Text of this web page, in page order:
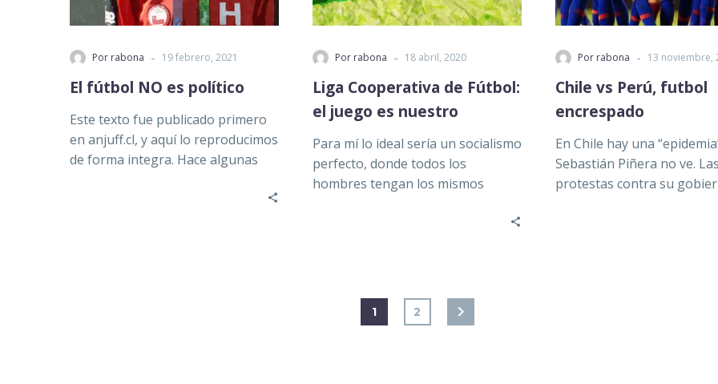
Por rabona - 19 febrero, 2021
El fútbol NO es político
Este texto fue publicado primero
en anjuff.cl, y aquí lo reproducimos
de forma integra. Hace algunas
Por rabona - 18 abril, 2020
Liga Cooperativa de Fútbol:
el juego es nuestro
Para mí lo ideal sería un socialismo
perfecto, donde todos los
hombres tengan los mismos
Por rabona - 13 noviembre,
Chile vs Perú, futbol
encrespado
En Chile hay una
Sebastián Piñera no ve.
protestas contra su
1 2